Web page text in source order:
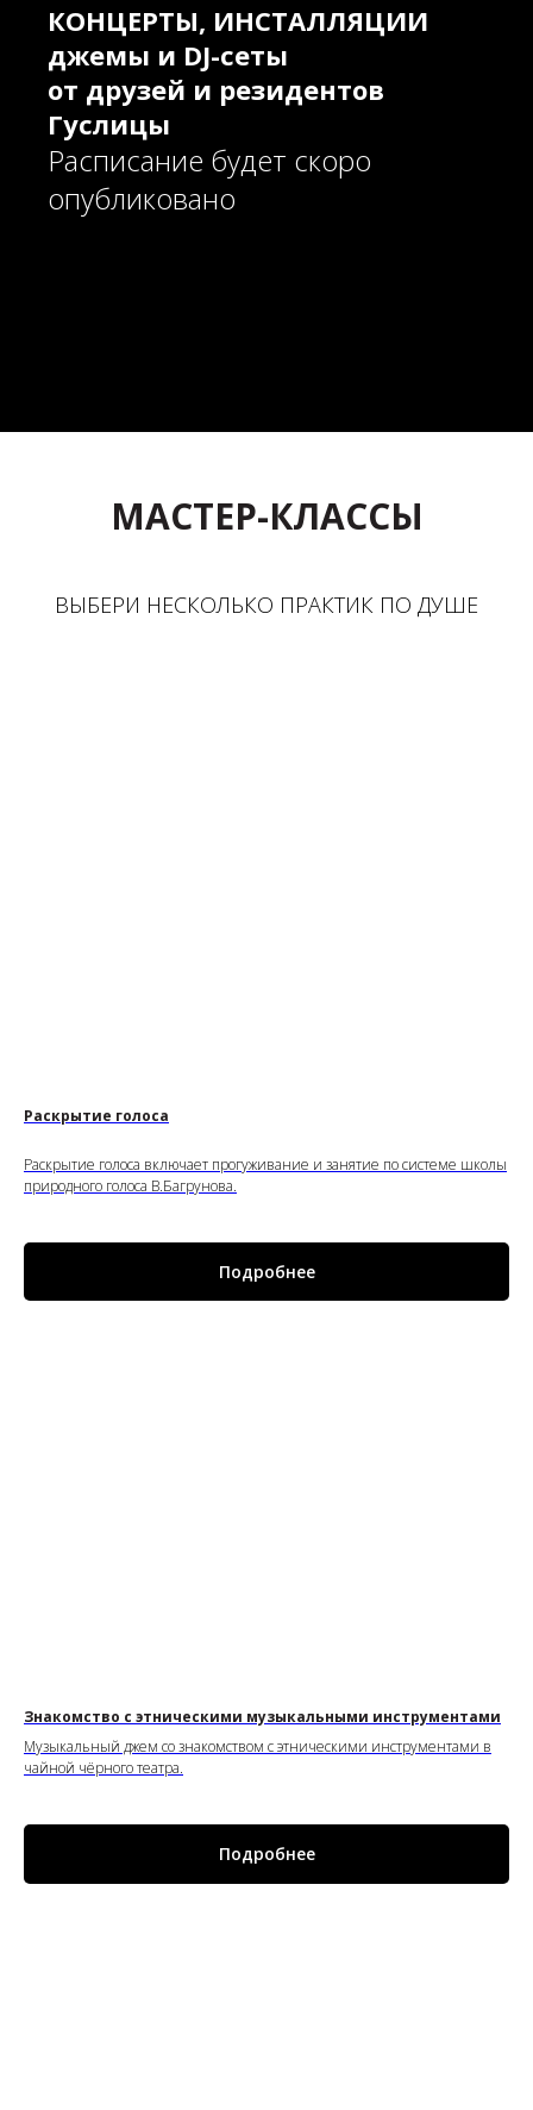
КОНЦЕРТЫ, ИНСТАЛЛЯЦИИ
джемы и DJ-сеты
от друзей и резидентов
Гуслицы
Расписание будет скоро
опубликовано
МАСТЕР-КЛАССЫ
ВЫБЕРИ НЕСКОЛЬКО ПРАКТИК ПО ДУШЕ
Раскрытие голоса
Раскрытие голоса включает прогуживание и занятие по системе школы
природного голоса В.Багрунова.
Подробнее
Знакомство с этническими музыкальными инструментами
Музыкальный джем со знакомством с этническими инструментами в
чайной чёрного театра.
Подробнее